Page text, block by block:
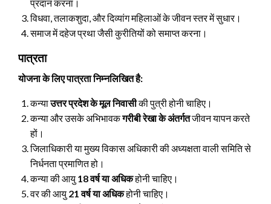
प्रदान करना।
विधवा, तलाकशुदा, और दिव्यांग महिलाओं के जीवन स्तर में सुधार।
समाज में दहेज प्रथा जैसी कुरीतियों को समाप्त करना।
पात्रता
योजना के लिए पात्रता निम्नलिखित है:
कन्याउत्तर प्रदेश के मूल निवासीकी पुत्री होनी चाहिए।
कन्या और उसके अभिभावकगरीबी रेखा के अंतर्गतजीवन यापन करते
हों।
जिलाधिकारी या मुख्य विकास अधिकारी की अध्यक्षता वाली समिति से
निर्धनता प्रमाणित हो।
कन्या की आयु 18 वर्ष या अधिकहोनी चाहिए।
वर की आयु 21 वर्ष या अधिकहोनी चाहिए।